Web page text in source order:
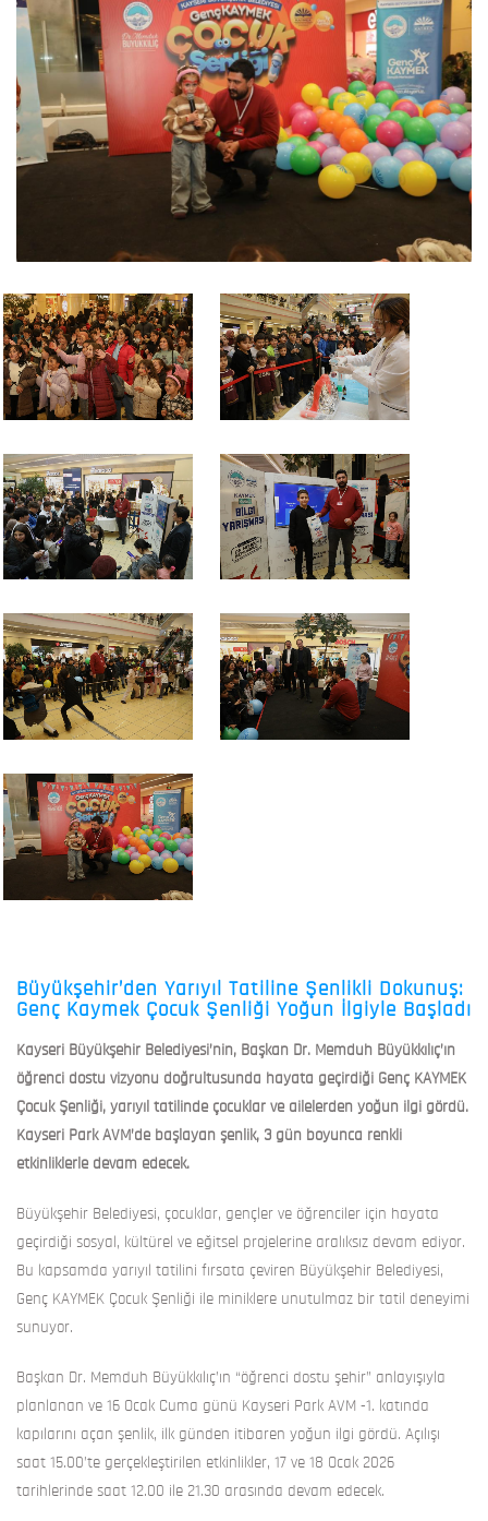
Büyükşehir’den Yarıyıl Tatiline Şenlikli Dokunuş:
Genç Kaymek Çocuk Şenliği Yoğun İlgiyle Başladı
Kayseri Büyükşehir Belediyesi’nin, Başkan Dr. Memduh Büyükkılıç’ın
öğrenci dostu vizyonu doğrultusunda hayata geçirdiği Genç KAYMEK
Çocuk Şenliği, yarıyıl tatilinde çocuklar ve ailelerden yoğun ilgi gördü.
Kayseri Park AVM’de başlayan şenlik, 3 gün boyunca renkli
etkinliklerle devam edecek.
Büyükşehir Belediyesi, çocuklar, gençler ve öğrenciler için hayata
geçirdiği sosyal, kültürel ve eğitsel projelerine aralıksız devam ediyor.
Bu kapsamda yarıyıl tatilini fırsata çeviren Büyükşehir Belediyesi,
Genç KAYMEK Çocuk Şenliği ile miniklere unutulmaz bir tatil deneyimi
sunuyor.
Başkan Dr. Memduh Büyükkılıç’ın “öğrenci dostu şehir” anlayışıyla
planlanan ve 16 Ocak Cuma günü Kayseri Park AVM -1. katında
kapılarını açan şenlik, ilk günden itibaren yoğun ilgi gördü. Açılışı
saat 15.00’te gerçekleştirilen etkinlikler, 17 ve 18 Ocak 2026
tarihlerinde saat 12.00 ile 21.30 arasında devam edecek.